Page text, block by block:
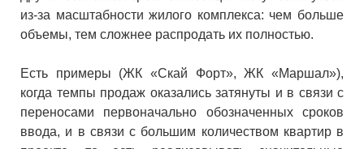
из-за масштабности жилого комплекса: чем больше
объемы, тем сложнее распродать их полностью.
Есть примеры (ЖК «Скай Форт», ЖК «Маршал»),
когда темпы продаж оказались затянуты и в связи с
переносами первоначально обозначенных сроков
ввода, и в связи с большим количеством квартир в